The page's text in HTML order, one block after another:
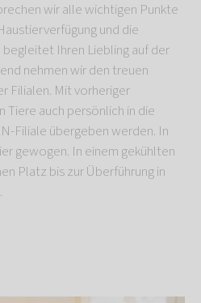
wir alle wichtigen Punkte
und die
Ihren Liebling auf der
nehmen wir den treuen
Filialen. Mit vorheriger
Tiere auch persönlich in die
Filiale übergeben werden. In
gewogen. In einem gekühlten
Platz bis zur Überführung in